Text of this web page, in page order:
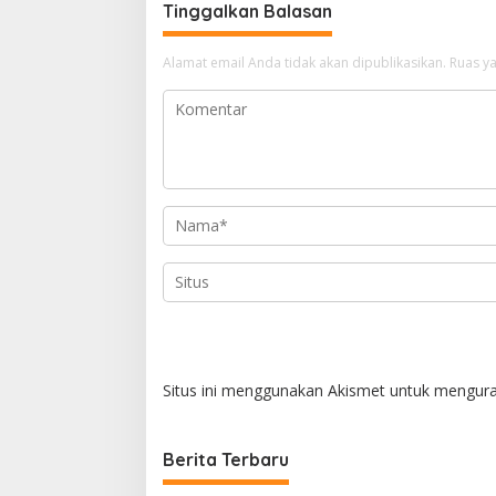
g
a
s
i
s
Tinggalkan Balasan
Alamat email Anda tidak akan dipublikasikan. Ruas
Situs ini menggunakan Akismet untuk
Berita Terbaru